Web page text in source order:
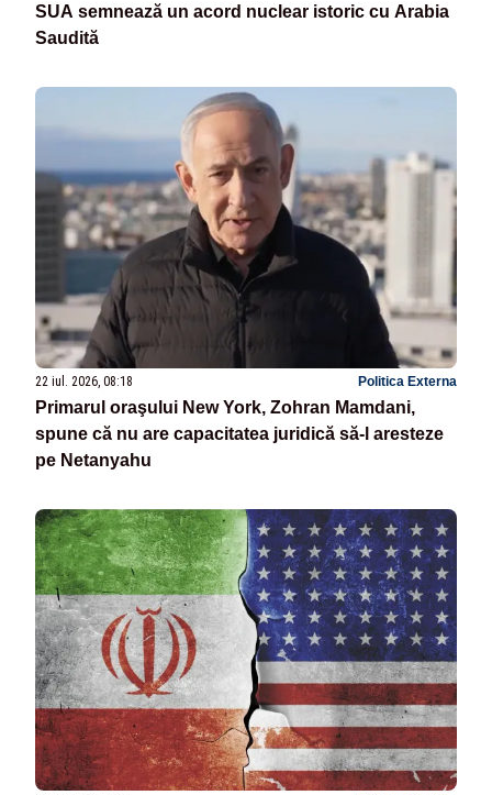
SUA semnează un acord nuclear istoric cu Arabia
Saudită
22 iul. 2026, 08:18 Politica Externa
Primarul oraşului New York, Zohran Mamdani,
spune că nu are capacitatea juridică să-l aresteze
pe Netanyahu